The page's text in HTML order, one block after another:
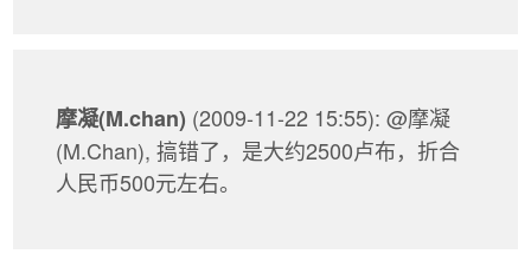
摩凝(M.chan) (2009-11-22 15:55): @摩凝
(M.Chan), 搞错了，是大约2500卢布，折合
人民币500元左右。